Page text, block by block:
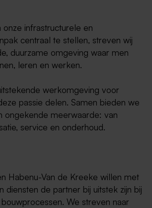
onze infrastructurele en
centraal te stellen, streven wij
duurzame omgeving waar men
leren en werken.
werkomgeving voor
passie delen. Samen bieden we
ongekende meerwaarde: van
service en onderhoud.
Habenu-Van de Kreeke willen met
diensten de partner bij uitstek zijn bij
We streven naar